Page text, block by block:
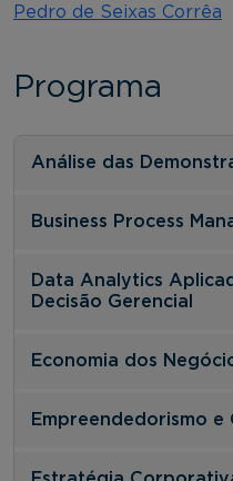
Pedro de Seixas Corrêa
Programa
Análise das
Business Process
Data Analytics
Decisão Gerencial
Economia dos
Empreendedorismo